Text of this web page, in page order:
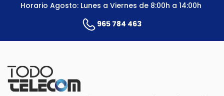
Horario Agosto: Lunes a Viernes de 8:00h a 14:00h
965 784 463